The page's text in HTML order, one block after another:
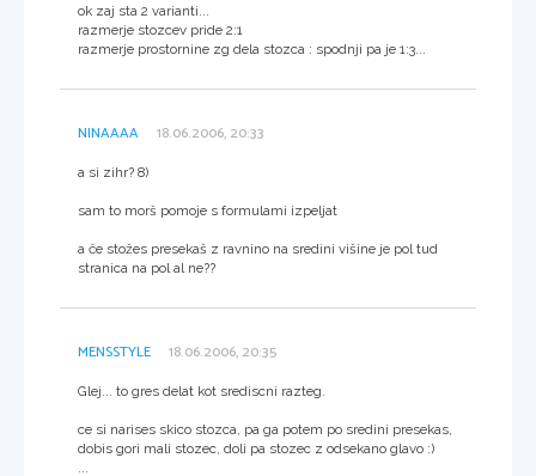
ok zaj sta 2 varianti...
razmerje stozcev pride 2:1
razmerje prostornine zg dela stozca : spodnji pa je 1:3...
NINAAAA 18.06.2006, 20:33
a si zihr? 8)
sam to morš pomoje s formulami izpeljat
a če stožes presekaš z ravnino na sredini višine je pol tud
stranica na pol al ne??
MENSSTYLE 18.06.2006, 20:35
Glej... to gres delat kot srediscni razteg.
ce si narises skico stozca, pa ga potem po sredini presekas,
dobis gori mali stozec, doli pa stozec z odsekano glavo :)